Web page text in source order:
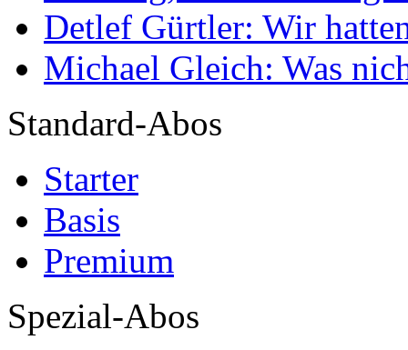
Detlef Gürtler: Wir
Michael Gleich: Was
Standard-Abos
Starter
Basis
Premium
Spezial-Abos